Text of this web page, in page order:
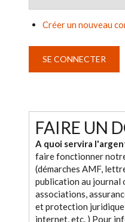
Créer un nouveau
FAIRE UN
A quoi servira
faire fonctionner
(démarches AMF,
publication au journal
associations,
et protection
internet, etc. ) Pour